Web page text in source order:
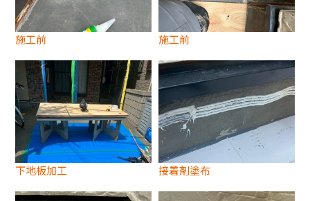
施工前 施工前
下地板加工 接着剤塗布